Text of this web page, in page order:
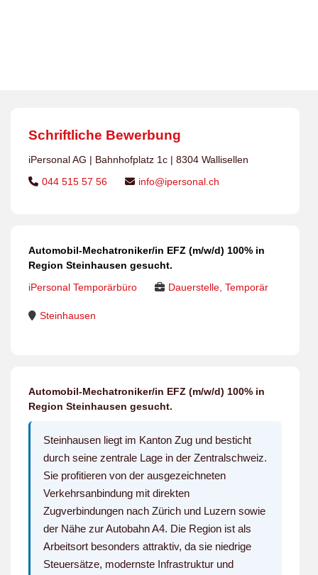
Schriftliche Bewerbung
iPersonal AG | Bahnhofplatz 1c | 8304 Wallisellen
044 515 57 56
info@ipersonal.ch
Automobil-Mechatroniker/in EFZ (m/w/d) 100% in
Region Steinhausen gesucht.
iPersonal Temporärbüro
Dauerstelle, Temporär
Steinhausen
Automobil-Mechatroniker/in EFZ (m/w/d) 100% in
Region Steinhausen gesucht.
Steinhausen liegt im Kanton Zug und besticht
durch seine zentrale Lage in der Zentralschweiz.
Sie profitieren von der ausgezeichneten
Verkehrsanbindung mit direkten
Zugverbindungen nach Zürich und Luzern sowie
der Nähe zur Autobahn A4. Die Region ist als
Arbeitsort besonders attraktiv, da sie niedrige
Steuersätze, modernste Infrastruktur und